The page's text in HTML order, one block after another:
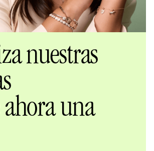
nuestras
ahora una